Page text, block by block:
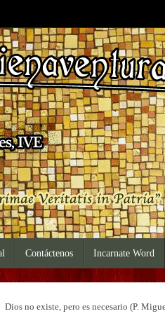
Contáctenos Incarnate Word
Dios no existe, pero es necesario (P.